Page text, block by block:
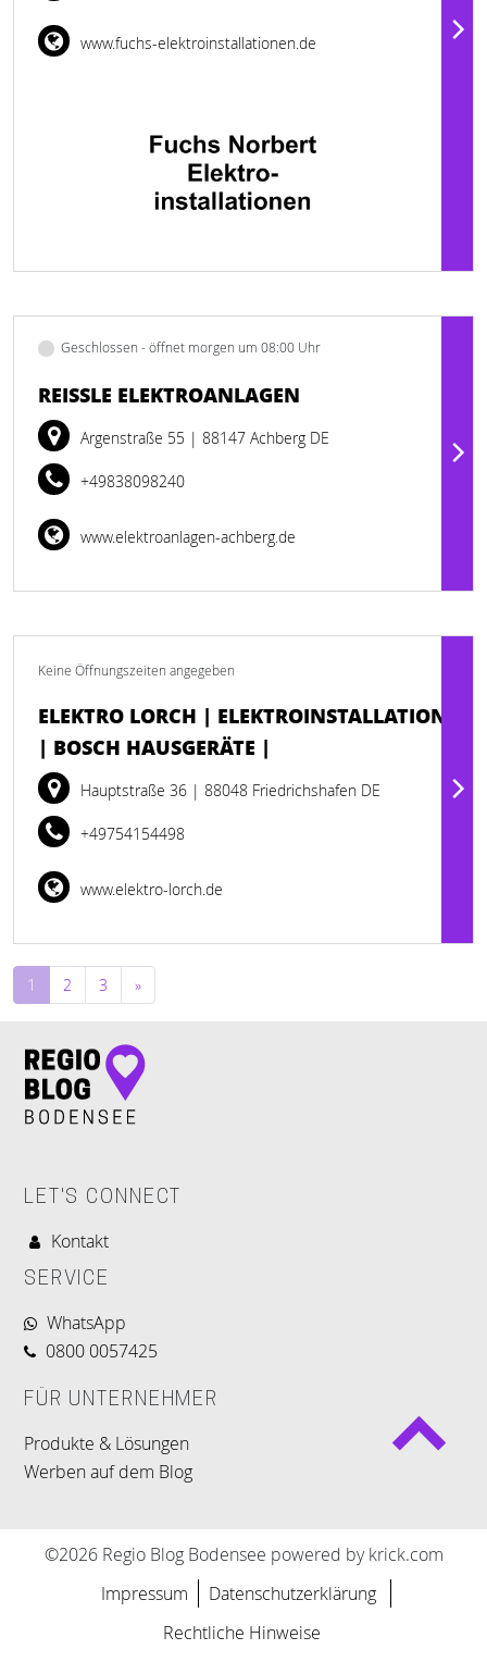
www.fuchs-elektroinstallationen.de
Geschlossen - öffnet morgen um 08:00 Uhr
REISSLE ELEKTROANLAGEN
Argenstraße 55 | 88147 Achberg DE
+49838098240
www.elektroanlagen-achberg.de
Keine Öffnungszeiten angegeben
ELEKTRO LORCH | ELEKTROINSTALLATION
| BOSCH HAUSGERÄTE |
Hauptstraße 36 | 88048 Friedrichshafen DE
+49754154498
www.elektro-lorch.de
Beitragsnavigation
1 2 3 »
LET'S CONNECT
Kontakt
SERVICE
WhatsApp
0800 0057425
FÜR UNTERNEHMER
Produkte & Lösungen
Werben auf dem Blog
©2026 Regio Blog Bodensee powered by krick.com
Impressum
Datenschutzerklärung
Rechtliche Hinweise